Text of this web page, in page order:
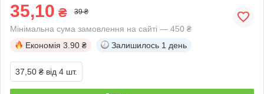
35,10 ₴ 39 ₴
Мінімальна сума замовлення на сайті — 450 ₴
Економія 3.90 ₴ Залишилось 1 день
37,50 ₴ від 4 шт.